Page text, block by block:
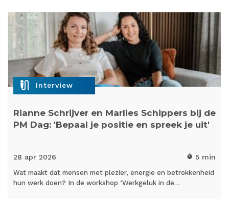
mic_external_on Interview
Rianne Schrijver en Marlies Schippers bij de
PM Dag: 'Bepaal je positie en spreek je uit'
28 apr 2026 timer 5 min
Wat maakt dat mensen met plezier, energie en betrokkenheid
hun werk doen? In de workshop ‘Werkgeluk in de…